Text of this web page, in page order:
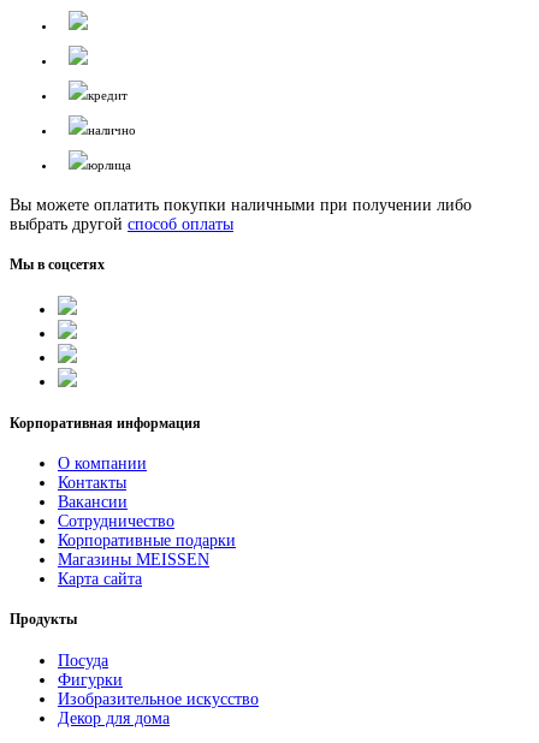
кредит
налично
юрлица
Вы можете оплатить покупки наличными при получении либо
выбрать другой способ оплаты
Мы в соцсетях
Корпоративная информация
О компании
Контакты
Вакансии
Сотрудничество
Корпоративные подарки
Магазины MEISSEN
Карта сайта
Продукты
Посуда
Фигурки
Изобразительное искусство
Декор для дома